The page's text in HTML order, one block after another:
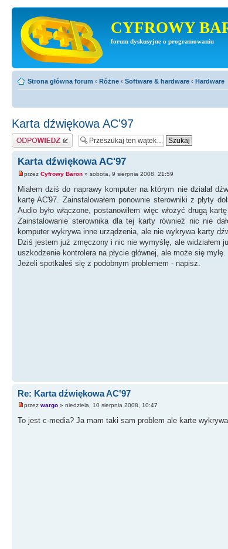
CYFROWY
forum dyskusyjne o programowaniu
Strona główna forum ‹ Różne ‹ Software & hardware ‹ Hardware
Karta dźwiękowa AC'97
Odpowiedz
Karta dźwiękowa AC'97
przez Cyfrowy Baron » sobota, 9 sierpnia 2008, 21:59
Miałem dziś do naprawy komputer na którym nie działał
kartę AC'97. Zainstalowałem ponownie sterowniki z płyty
Audio było włączone, postanowiłem więc włożyć drugą
Zainstalowanie sterownika dla tej karty również nic nie
komputer wykrywa inne urządzenia, ale nie wykrywa karty
Dziś jestem już zmęczony i nic nie wymyślę, ale widziałem
uszkodzenie kontrolera na płycie głównej, ale może się mylę.
Jeżeli spotkałeś się z podobnym problemem - napisz.
Re: Karta dźwiękowa AC'97
przez wargo » niedziela, 10 sierpnia 2008, 10:47
To jest c-media? Ja mam taki sam problem ale karte